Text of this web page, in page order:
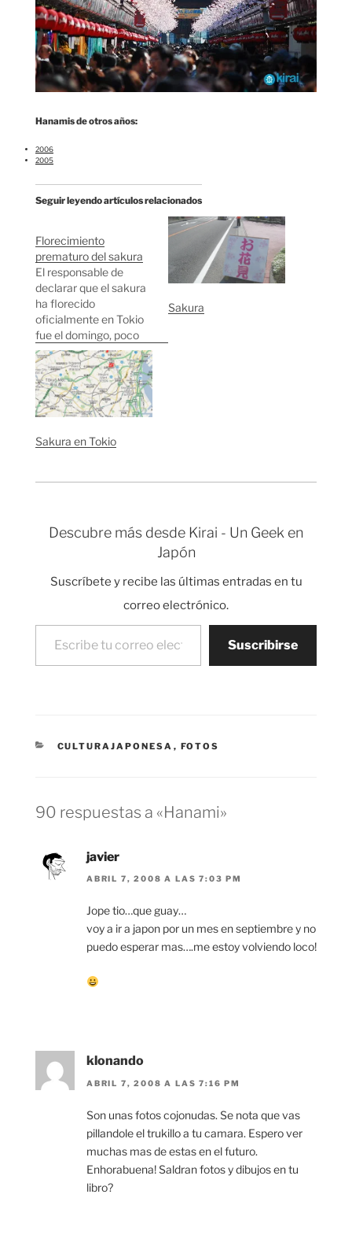
Hanamis de otros años:
2006
2005
Seguir leyendo artículos relacionados
Florecimiento
prematuro del sakura
El responsable de
declarar que el sakura
ha florecido
oficialmente en Tokio
fue el domingo, poco
después de las 11 de la
mañana, al templo
Yasukuni a contar
cuantos capullos se
han abierto en el árbol
inspecciona cada año.
Sakura
Sakura en Tokio
Descubre más desde Kirai - Un Geek en
Japón
Suscríbete y recibe las últimas entradas en tu
correo electrónico.
Escribe tu correo electrónico…
Suscribirse
CATEGORÍAS
CULTURAJAPONESA , FOTOS
90 respuestas a «Hanami»
javier
ABRIL 7, 2008 A LAS 7:03 PM
Jope tio…que guay…
voy a ir a japon por un mes en septiembre y no
puedo esperar mas….me estoy volviendo loco!
klonando
ABRIL 7, 2008 A LAS 7:16 PM
Son unas fotos cojonudas. Se nota que vas
pillandole el trukillo a tu camara. Espero ver
muchas mas de estas en el futuro.
Enhorabuena! Saldran fotos y dibujos en tu
libro?